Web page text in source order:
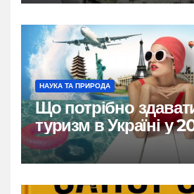
НАУКА ТА ПРИРОДА
Що потрібно
туризм в Україні у